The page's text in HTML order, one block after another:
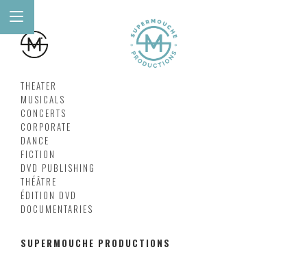
THEATER
MUSICALS
CONCERTS
CORPORATE
DANCE
FICTION
DVD PUBLISHING
THÉÂTRE
ÉDITION DVD
DOCUMENTARIES
SUPERMOUCHE PRODUCTIONS